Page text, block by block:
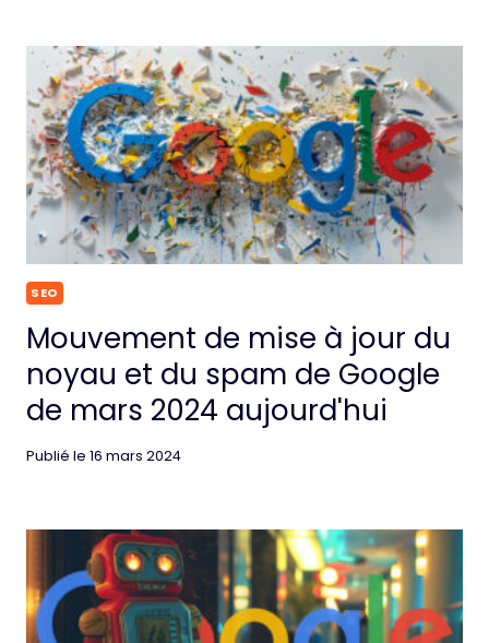
SEO
Mouvement de mise à jour du
noyau et du spam de Google
de mars 2024 aujourd'hui
Publié le 16 mars 2024